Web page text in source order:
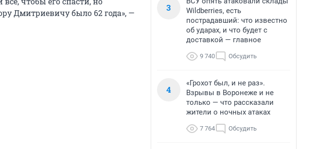
Дмитриевичу было 62 года», —
3
Wildberries, есть
пострадавший: что известно
об ударах, и что будет с
доставкой — главное
9 740 Обсудить
4
«Грохот был, и не раз».
Взрывы в Воронеже и не
только — что рассказали
жители о ночных атаках
7 764 Обсудить